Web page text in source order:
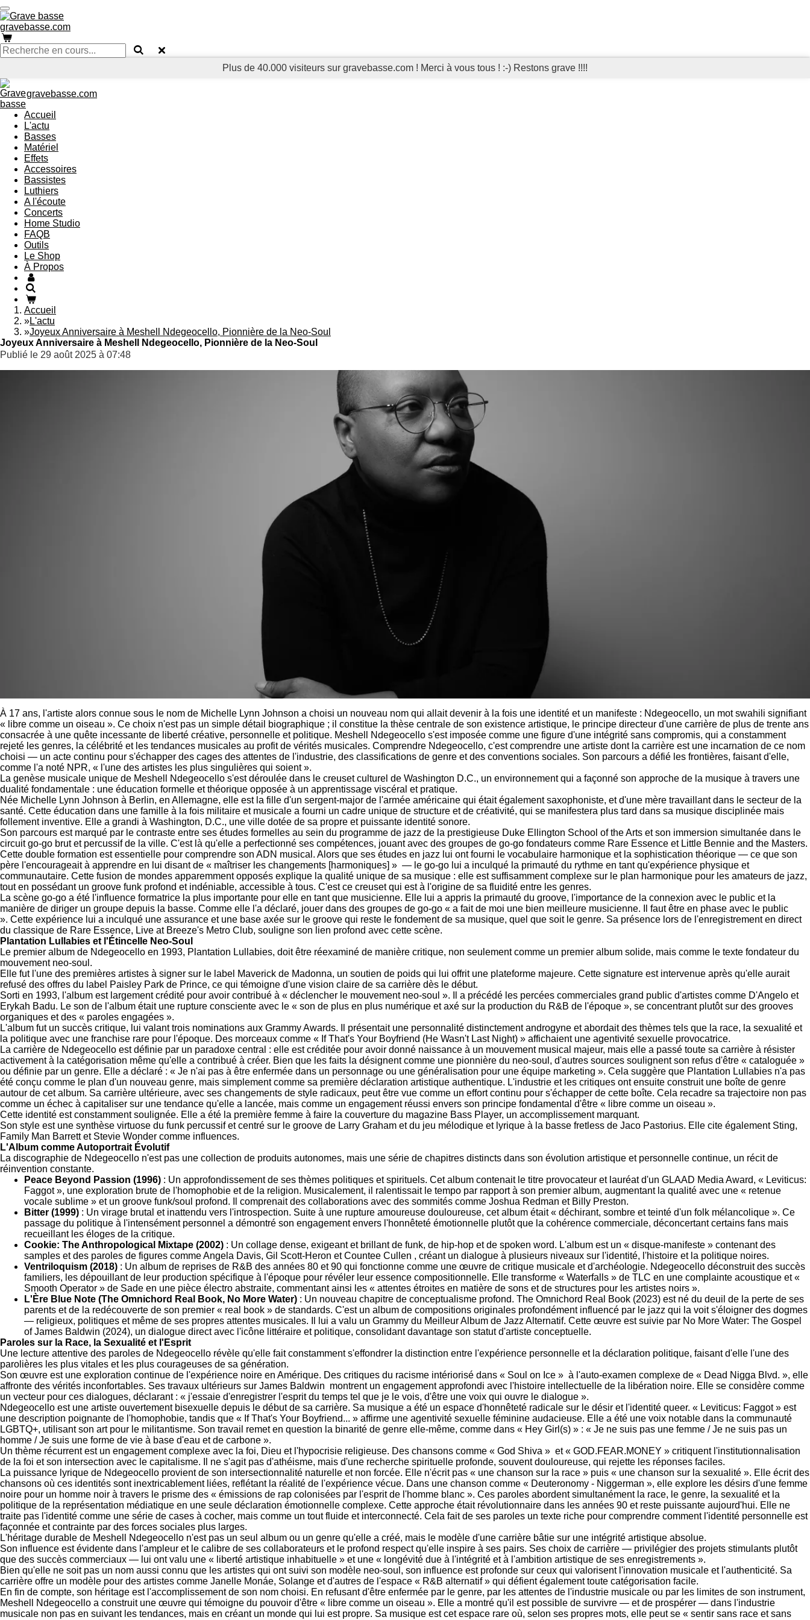
Passer
au
contenu
principal
gravebasse.com
Plus de 40.000 visiteurs sur gravebasse.com ! Merci à vous tous ! :-) Restons grave !!!!
gravebasse.com
Accueil
L'actu
Basses
Matériel
Effets
Accessoires
Bassistes
Luthiers
A l'écoute
Concerts
Home Studio
FAQB
Outils
Le Shop
À Propos
Accueil
»L'actu
»Joyeux Anniversaire à Meshell Ndegeocello, Pionnière de la Neo-Soul
Joyeux Anniversaire à Meshell Ndegeocello, Pionnière de la Neo-Soul
Publié le 29 août 2025 à 07:48
À 17 ans, l'artiste alors connue sous le nom de Michelle Lynn Johnson a choisi un nouveau nom qui allait devenir à la fois une identité et un manifeste : Ndegeocello, un mot swahili signifiant
« libre comme un oiseau ». Ce choix n'est pas un simple détail biographique ; il constitue la thèse centrale de son existence artistique, le principe directeur d'une carrière de plus de trente ans
consacrée à une quête incessante de liberté créative, personnelle et politique. Meshell Ndegeocello s'est imposée comme une figure d'une intégrité sans compromis, qui a constamment
rejeté les genres, la célébrité et les tendances musicales au profit de vérités musicales. Comprendre Ndegeocello, c'est comprendre une artiste dont la carrière est une incarnation de ce nom
choisi — un acte continu pour s'échapper des cages des attentes de l'industrie, des classifications de genre et des conventions sociales. Son parcours a défié les frontières, faisant d'elle,
comme l'a noté NPR, « l'une des artistes les plus singulières qui soient ».
La genèse musicale unique de Meshell Ndegeocello s'est déroulée dans le creuset culturel de Washington D.C., un environnement qui a façonné son approche de la musique à travers une
dualité fondamentale : une éducation formelle et théorique opposée à un apprentissage viscéral et pratique.
Née Michelle Lynn Johnson à Berlin, en Allemagne, elle est la fille d'un sergent-major de l'armée américaine qui était également saxophoniste, et d'une mère travaillant dans le secteur de la
santé. Cette éducation dans une famille à la fois militaire et musicale a fourni un cadre unique de structure et de créativité, qui se manifestera plus tard dans sa musique disciplinée mais
follement inventive. Elle a grandi à Washington, D.C., une ville dotée de sa propre et puissante identité sonore.
Son parcours est marqué par le contraste entre ses études formelles au sein du programme de jazz de la prestigieuse Duke Ellington School of the Arts et son immersion simultanée dans le
circuit go-go brut et percussif de la ville. C'est là qu'elle a perfectionné ses compétences, jouant avec des groupes de go-go fondateurs comme Rare Essence et Little Bennie and the Masters.
Cette double formation est essentielle pour comprendre son ADN musical. Alors que ses études en jazz lui ont fourni le vocabulaire harmonique et la sophistication théorique — ce que son
père l'encourageait à apprendre en lui disant de « maîtriser les changements [harmoniques] » — le go-go lui a inculqué la primauté du rythme en tant qu'expérience physique et
communautaire. Cette fusion de mondes apparemment opposés explique la qualité unique de sa musique : elle est suffisamment complexe sur le plan harmonique pour les amateurs de jazz,
tout en possédant un groove funk profond et indéniable, accessible à tous. C'est ce creuset qui est à l'origine de sa fluidité entre les genres.
La scène go-go a été l'influence formatrice la plus importante pour elle en tant que musicienne. Elle lui a appris la primauté du groove, l'importance de la connexion avec le public et la
manière de diriger un groupe depuis la basse. Comme elle l'a déclaré, jouer dans des groupes de go-go « a fait de moi une bien meilleure musicienne. Il faut être en phase avec le public
». Cette expérience lui a inculqué une assurance et une base axée sur le groove qui reste le fondement de sa musique, quel que soit le genre. Sa présence lors de l'enregistrement en direct
du classique de Rare Essence, Live at Breeze's Metro Club, souligne son lien profond avec cette scène.
Plantation Lullabies et l'Étincelle Neo-Soul
Le premier album de Ndegeocello en 1993, Plantation Lullabies, doit être réexaminé de manière critique, non seulement comme un premier album solide, mais comme le texte fondateur du
mouvement neo-soul.
Elle fut l'une des premières artistes à signer sur le label Maverick de Madonna, un soutien de poids qui lui offrit une plateforme majeure. Cette signature est intervenue après qu'elle aurait
refusé des offres du label Paisley Park de Prince, ce qui témoigne d'une vision claire de sa carrière dès le début.
Sorti en 1993, l'album est largement crédité pour avoir contribué à « déclencher le mouvement neo-soul ». Il a précédé les percées commerciales grand public d'artistes comme D'Angelo et
Erykah Badu. Le son de l'album était une rupture consciente avec le « son de plus en plus numérique et axé sur la production du R&B de l'époque », se concentrant plutôt sur des grooves
organiques et des « paroles engagées ».
L'album fut un succès critique, lui valant trois nominations aux Grammy Awards. Il présentait une personnalité distinctement androgyne et abordait des thèmes tels que la race, la sexualité et
la politique avec une franchise rare pour l'époque. Des morceaux comme « If That's Your Boyfriend (He Wasn't Last Night) » affichaient une agentivité sexuelle provocatrice.
La carrière de Ndegeocello est définie par un paradoxe central : elle est créditée pour avoir donné naissance à un mouvement musical majeur, mais elle a passé toute sa carrière à résister
activement à la catégorisation même qu'elle a contribué à créer. Bien que les faits la désignent comme une pionnière du neo-soul, d'autres sources soulignent son refus d'être « cataloguée »
ou définie par un genre. Elle a déclaré : « Je n'ai pas à être enfermée dans un personnage ou une généralisation pour une équipe marketing ». Cela suggère que Plantation Lullabies n'a pas
été conçu comme le plan d'un nouveau genre, mais simplement comme sa première déclaration artistique authentique. L'industrie et les critiques ont ensuite construit une boîte de genre
autour de cet album. Sa carrière ultérieure, avec ses changements de style radicaux, peut être vue comme un effort continu pour s'échapper de cette boîte. Cela recadre sa trajectoire non pas
comme un échec à capitaliser sur une tendance qu'elle a lancée, mais comme un engagement réussi envers son principe fondamental d'être « libre comme un oiseau ».
Cette identité est constamment soulignée. Elle a été la première femme à faire la couverture du magazine Bass Player, un accomplissement marquant.
Son style est une synthèse virtuose du funk percussif et centré sur le groove de Larry Graham et du jeu mélodique et lyrique à la basse fretless de Jaco Pastorius. Elle cite également Sting,
Family Man Barrett et Stevie Wonder comme influences.
L'Album comme Autoportrait Évolutif
La discographie de Ndegeocello n'est pas une collection de produits autonomes, mais une série de chapitres distincts dans son évolution artistique et personnelle continue, un récit de
réinvention constante.
Peace Beyond Passion (1996) : Un approfondissement de ses thèmes politiques et spirituels. Cet album contenait le titre provocateur et lauréat d'un GLAAD Media Award, « Leviticus:
Faggot », une exploration brute de l'homophobie et de la religion. Musicalement, il ralentissait le tempo par rapport à son premier album, augmentant la qualité avec une « retenue
vocale sublime » et un groove funk/soul profond. Il comprenait des collaborations avec des sommités comme Joshua Redman et Billy Preston.
Bitter (1999) : Un virage brutal et inattendu vers l'introspection. Suite à une rupture amoureuse douloureuse, cet album était « déchirant, sombre et teinté d'un folk mélancolique ». Ce
passage du politique à l'intensément personnel a démontré son engagement envers l'honnêteté émotionnelle plutôt que la cohérence commerciale, déconcertant certains fans mais
recueillant les éloges de la critique.
Cookie: The Anthropological Mixtape (2002) : Un collage dense, exigeant et brillant de funk, de hip-hop et de spoken word. L'album est un « disque-manifeste » contenant des
samples et des paroles de figures comme Angela Davis, Gil Scott-Heron et Countee Cullen , créant un dialogue à plusieurs niveaux sur l'identité, l'histoire et la politique noires.
Ventriloquism (2018) : Un album de reprises de R&B des années 80 et 90 qui fonctionne comme une œuvre de critique musicale et d'archéologie. Ndegeocello déconstruit des succès
familiers, les dépouillant de leur production spécifique à l'époque pour révéler leur essence compositionnelle. Elle transforme « Waterfalls » de TLC en une complainte acoustique et «
Smooth Operator » de Sade en une pièce électro abstraite, commentant ainsi les « attentes étroites en matière de sons et de structures pour les artistes noirs ».
L'Ère Blue Note (The Omnichord Real Book, No More Water) : Un nouveau chapitre de conceptualisme profond. The Omnichord Real Book (2023) est né du deuil de la perte de ses
parents et de la redécouverte de son premier « real book » de standards. C'est un album de compositions originales profondément influencé par le jazz qui la voit s'éloigner des dogmes
— religieux, politiques et même de ses propres attentes musicales. Il lui a valu un Grammy du Meilleur Album de Jazz Alternatif. Cette œuvre est suivie par No More Water: The Gospel
of James Baldwin (2024), un dialogue direct avec l'icône littéraire et politique, consolidant davantage son statut d'artiste conceptuelle.
Paroles sur la Race, la Sexualité et l'Esprit
Une lecture attentive des paroles de Ndegeocello révèle qu'elle fait constamment s'effondrer la distinction entre l'expérience personnelle et la déclaration politique, faisant d'elle l'une des
parolières les plus vitales et les plus courageuses de sa génération.
Son œuvre est une exploration continue de l'expérience noire en Amérique. Des critiques du racisme intériorisé dans « Soul on Ice » à l'auto-examen complexe de « Dead Nigga Blvd. », elle
affronte des vérités inconfortables. Ses travaux ultérieurs sur James Baldwin montrent un engagement approfondi avec l'histoire intellectuelle de la libération noire. Elle se considère comme
un vecteur pour ces dialogues, déclarant : « j'essaie d'enregistrer l'esprit du temps tel que je le vois, d'être une voix qui ouvre le dialogue ».
Ndegeocello est une artiste ouvertement bisexuelle depuis le début de sa carrière. Sa musique a été un espace d'honnêteté radicale sur le désir et l'identité queer. « Leviticus: Faggot » est
une description poignante de l'homophobie, tandis que « If That's Your Boyfriend... » affirme une agentivité sexuelle féminine audacieuse. Elle a été une voix notable dans la communauté
LGBTQ+, utilisant son art pour le militantisme. Son travail remet en question la binarité de genre elle-même, comme dans « Hey Girl(s) » : « Je ne suis pas une femme / Je ne suis pas un
homme / Je suis une forme de vie à base d'eau et de carbone ».
Un thème récurrent est un engagement complexe avec la foi, Dieu et l'hypocrisie religieuse. Des chansons comme « God Shiva » et « GOD.FEAR.MONEY » critiquent l'institutionnalisation
de la foi et son intersection avec le capitalisme. Il ne s'agit pas d'athéisme, mais d'une recherche spirituelle profonde, souvent douloureuse, qui rejette les réponses faciles.
La puissance lyrique de Ndegeocello provient de son intersectionnalité naturelle et non forcée. Elle n'écrit pas « une chanson sur la race » puis « une chanson sur la sexualité ». Elle écrit des
chansons où ces identités sont inextricablement liées, reflétant la réalité de l'expérience vécue. Dans une chanson comme « Deuteronomy - Niggerman », elle explore les désirs d'une femme
noire pour un homme noir à travers le prisme des « émissions de rap colonisées par l'esprit de l'homme blanc ». Ces paroles abordent simultanément la race, le genre, la sexualité et la
politique de la représentation médiatique en une seule déclaration émotionnelle complexe. Cette approche était révolutionnaire dans les années 90 et reste puissante aujourd'hui. Elle ne
traite pas l'identité comme une série de cases à cocher, mais comme un tout fluide et interconnecté. Cela fait de ses paroles un texte riche pour comprendre comment l'identité personnelle est
façonnée et contrainte par des forces sociales plus larges.
L'héritage durable de Meshell Ndegeocello n'est pas un seul album ou un genre qu'elle a créé, mais le modèle d'une carrière bâtie sur une intégrité artistique absolue.
Son influence est évidente dans l'ampleur et le calibre de ses collaborateurs et le profond respect qu'elle inspire à ses pairs. Ses choix de carrière — privilégier des projets stimulants plutôt
que des succès commerciaux — lui ont valu une « liberté artistique inhabituelle » et une « longévité due à l'intégrité et à l'ambition artistique de ses enregistrements ».
Bien qu'elle ne soit pas un nom aussi connu que les artistes qui ont suivi son modèle neo-soul, son influence est profonde sur ceux qui valorisent l'innovation musicale et l'authenticité. Sa
carrière offre un modèle pour des artistes comme Janelle Monáe, Solange et d'autres de l'espace « R&B alternatif » qui défient également toute catégorisation facile.
En fin de compte, son héritage est l'accomplissement de son nom choisi. En refusant d'être enfermée par le genre, par les attentes de l'industrie musicale ou par les limites de son instrument,
Meshell Ndegeocello a construit une œuvre qui témoigne du pouvoir d'être « libre comme un oiseau ». Elle a montré qu'il est possible de survivre — et de prospérer — dans l'industrie
musicale non pas en suivant les tendances, mais en créant un monde qui lui est propre. Sa musique est cet espace rare où, selon ses propres mots, elle peut se « sentir sans race et sans